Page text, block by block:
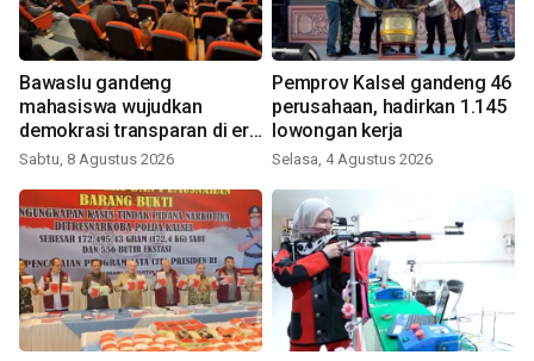
Bawaslu gandeng
mahasiswa wujudkan
demokrasi transparan di era
digital
Sabtu, 8 Agustus 2026
Pemprov Kalsel gandeng 46
perusahaan, hadirkan 1.145
lowongan kerja
Selasa, 4 Agustus 2026